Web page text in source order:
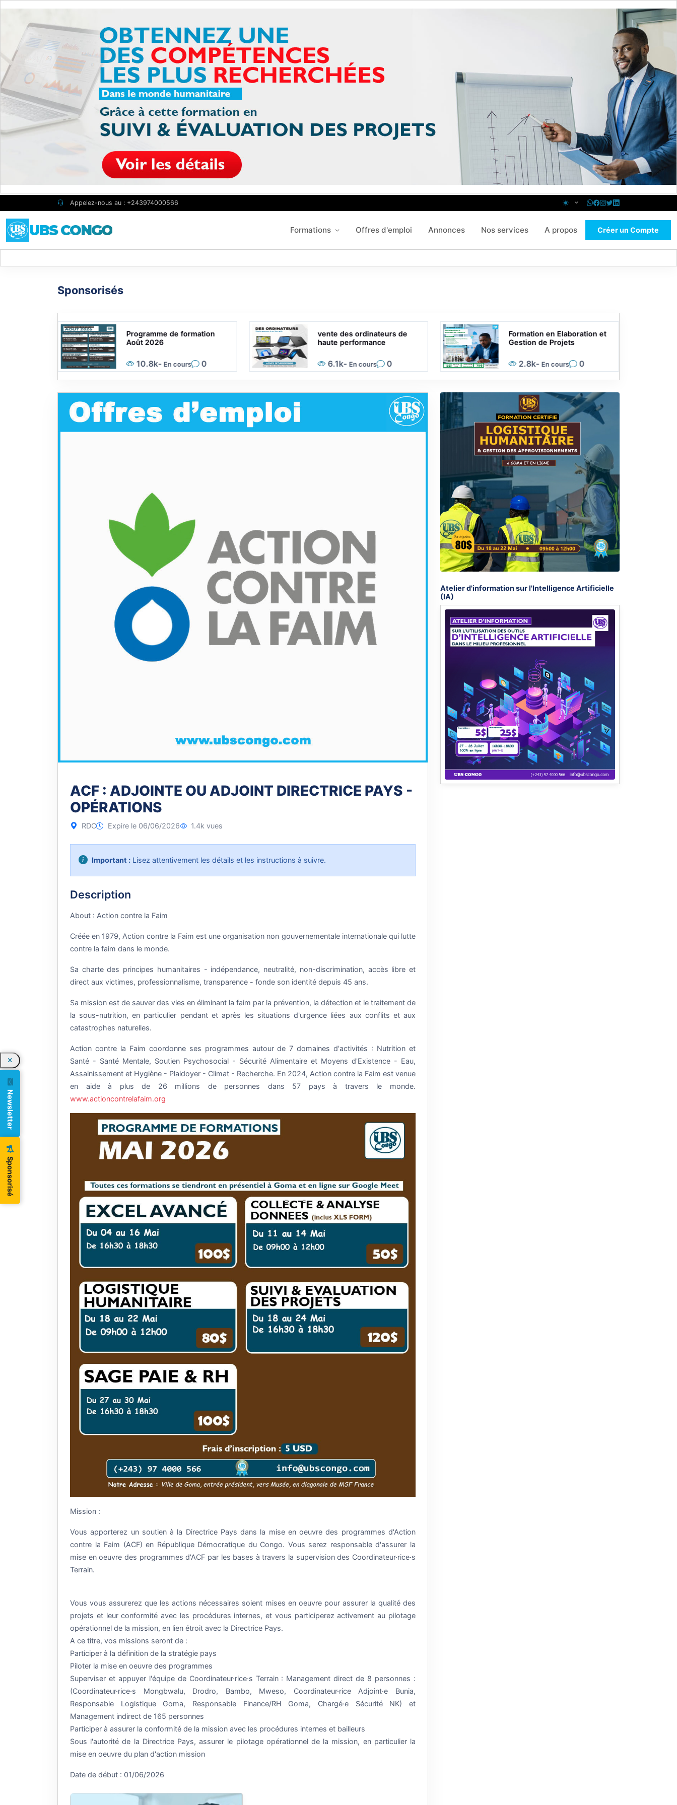
Appelez-nous au : +243974000566
Changer le thème
UBS CONGO
Newsletter
Sponsorisé
Formations Offres d'emploi Annonces Nos services A propos Créer un Compte
Sponsorisés
Programme de formation
Août 2026
10.8k- En cours 0
vente des ordinateurs de
haute performance
6.1k- En cours 0
Formation en Elaboration et
Gestion de Projets
2.8k- En cours 0
ACF : ADJOINTE OU ADJOINT DIRECTRICE PAYS -
OPÉRATIONS
RDC Expire le 06/06/2026 1.4k vues
Important : Lisez attentivement les détails et les instructions à suivre.
Description
About : Action contre la Faim
Créée en 1979, Action contre la Faim est une organisation non gouvernementale internationale qui lutte
contre la faim dans le monde.
Sa charte des principes humanitaires - indépendance, neutralité, non-discrimination, accès libre et
direct aux victimes, professionnalisme, transparence - fonde son identité depuis 45 ans.
Sa mission est de sauver des vies en éliminant la faim par la prévention, la détection et le traitement de
la sous-nutrition, en particulier pendant et après les situations d'urgence liées aux conflits et aux
catastrophes naturelles.
Action contre la Faim coordonne ses programmes autour de 7 domaines d'activités : Nutrition et
Santé - Santé Mentale, Soutien Psychosocial - Sécurité Alimentaire et Moyens d'Existence - Eau,
Assainissement et Hygiène - Plaidoyer - Climat - Recherche. En 2024, Action contre la Faim est venue
en aide à plus de 26 millions de personnes dans 57 pays à travers le monde.
www.actioncontrelafaim.org
Mission :
Vous apporterez un soutien à la Directrice Pays dans la mise en oeuvre des programmes d'Action
contre la Faim (ACF) en République Démocratique du Congo. Vous serez responsable d'assurer la
mise en oeuvre des programmes d'ACF par les bases à travers la supervision des Coordinateur·rice·s
Terrain.
Vous vous assurerez que les actions nécessaires soient mises en oeuvre pour assurer la qualité des
projets et leur conformité avec les procédures internes, et vous participerez activement au pilotage
opérationnel de la mission, en lien étroit avec la Directrice Pays.
A ce titre, vos missions seront de :
Participer à la définition de la stratégie pays
Piloter la mise en oeuvre des programmes
Superviser et appuyer l'équipe de Coordinateur·rice·s Terrain : Management direct de 8 personnes :
(Coordinateur·rice·s Mongbwalu, Drodro, Bambo, Mweso, Coordinateur·rice Adjoint·e Bunia,
Responsable Logistique Goma, Responsable Finance/RH Goma, Chargé·e Sécurité NK) et
Management indirect de 165 personnes
Participer à assurer la conformité de la mission avec les procédures internes et bailleurs
Sous l'autorité de la Directrice Pays, assurer le pilotage opérationnel de la mission, en particulier la
mise en oeuvre du plan d'action mission
Date de début : 01/06/2026
Atelier d'information sur l'Intelligence Artificielle
(IA)